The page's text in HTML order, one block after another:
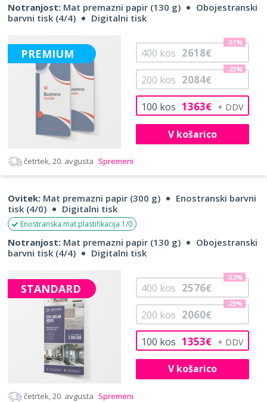
Notranjost: Mat premazni papir (130 g)
Obojestranski
barvni tisk (4/4)
Digitalni tisk
PREMIUM
100 kos 1363€
200 kos 2084€
-23%
400 kos 2618€
-51%
V košarico
četrtek, 20. avgusta Spremeni
Ovitek: Mat premazni papir (300 g)
Enostranski barvni
tisk (4/0)
Digitalni tisk
Enostranska mat plastifikacija 1/0
Notranjost: Mat premazni papir (130 g)
Obojestranski
barvni tisk (4/4)
Digitalni tisk
STANDARD
100 kos 1353€
200 kos 2060€
-23%
400 kos 2576€
-52%
V košarico
četrtek, 20. avgusta Spremeni